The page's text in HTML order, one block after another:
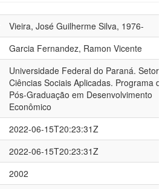
Vieira, José Guilherme Silva, 1976-
Garcia Fernandez, Ramon Vicente
Universidade Federal do Paraná. Setor
Ciências Sociais Aplicadas. Programa de
Pós-Graduação em Desenvolvimento
Econômico
2022-06-15T20:23:31Z
2022-06-15T20:23:31Z
2002